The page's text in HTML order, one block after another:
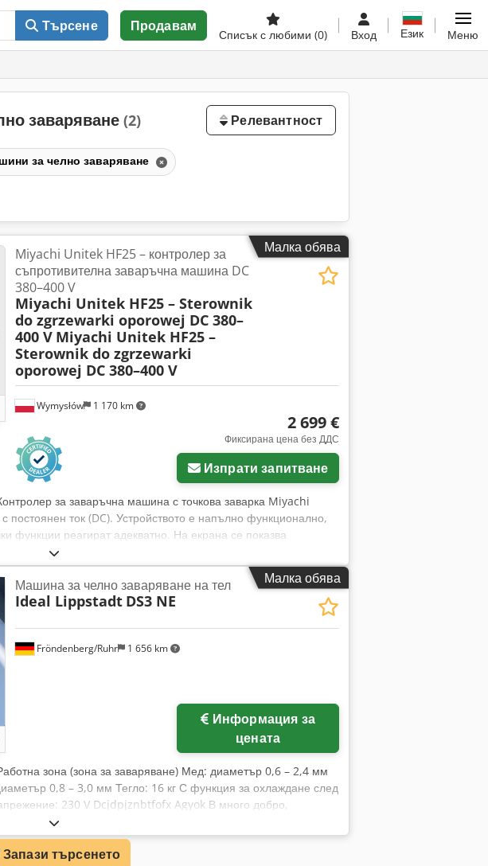
Търсене Продавам
Списък с любими (0) Вход Език Меню
заваряване (2) Релевантност
за челно заваряване
Малка обява
Wymysłów 1 170 km
Miyachi Unitek HF25 – контролер за
съпротивителна заваръчна машина DC
380–400 V
Miyachi Unitek HF25 – Sterownik
do zgrzewarki oporowej DC 380–
400 V Miyachi Unitek HF25 –
Sterownik do zgrzewarki
oporowej DC 380–400 V
2 699 €
Фиксирана цена без ДДС
Изпрати запитване
за заваръчна машина с точкова заварка Miyachi
постоянен ток (DC). Устройството е напълно функционално,
функции реагират адекватно. На екрана се показва
ACTIVATED“, което означава, че е активирана веригата за
Моделът е предназначен за прецизен контрол на
(DC). Оборудван е с ясен дисплей, цифрова клавиатура,
на заваряване и комуникационни интерфейси RS-232 и RS-
данни: Производител: Miyachi Unitek Модел: HF25
ток (DC) Dsdpfx Aozma Sdsgyeck Захранване: 380–400 V
Макс. напрежение без товар: 10 V Интерфейси: RS-232, RS-
ВЕНТИЛ ЗА ВЪЗДУХ, СЕНЗОР ЗА НАПРЕЖЕНИЕ,
Визуално състояние съответства на снимките –
кабел е бил ремонтиран (изолирано място, видимо на
устройството, но тази информация е предоставена за пълна
Малка обява
Fröndenberg/Ruhr 1 656 km
Машина за челно заваряване на тел
Ideal Lippstadt DS3 NE
цената
зона (зона за заваряване) Мед: диаметър 0,6 – 2,4 мм
0,8 – 3,0 мм Тегло: 16 кг С функция за охлаждане след
230 V Dcjdpjznbtfofx Agyok В много добро,
Запази търсенето